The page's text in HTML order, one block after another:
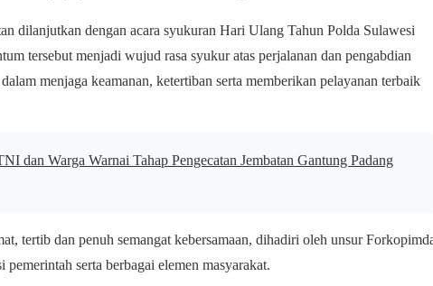
dilanjutkan dengan acara syukuran Hari Ulang Tahun Polda Sulawesi
tersebut menjadi wujud rasa syukur atas perjalanan dan pengabdian
menjaga keamanan, ketertiban serta memberikan pelayanan terbaik
dan Warga Warnai Tahap Pengecatan Jembatan Gantung Padang
tertib dan penuh semangat kebersamaan, dihadiri oleh unsur
serta berbagai elemen masyarakat.